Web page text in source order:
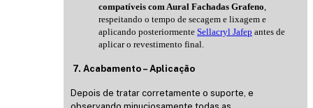
compatíveis com Aural Fachadas Grafeno
respeitando o tempo de secagem e lixagem e
aplicando posteriormente Sellacryl Jafep antes de
aplicar o revestimento final.
7. Acabamento – Aplicação
Depois de tratar corretamente o suporte, e